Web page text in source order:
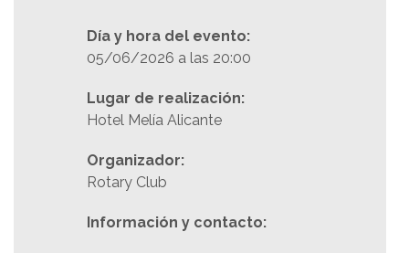
Día y hora del evento:
05/06/2026 a las 20:00
Lugar de realización:
Hotel Melía Alicante
Organizador:
Rotary Club
Información y contacto: